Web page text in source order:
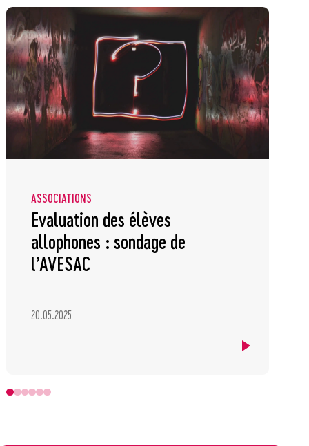
ASSOCIATIONS
Evaluation des élèves
allophones : sondage de
l’AVESAC
20.05.2025